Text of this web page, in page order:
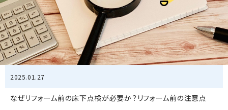
2025.01.27
なぜリフォーム前の床下点検が必要か？リフォーム前の注意点